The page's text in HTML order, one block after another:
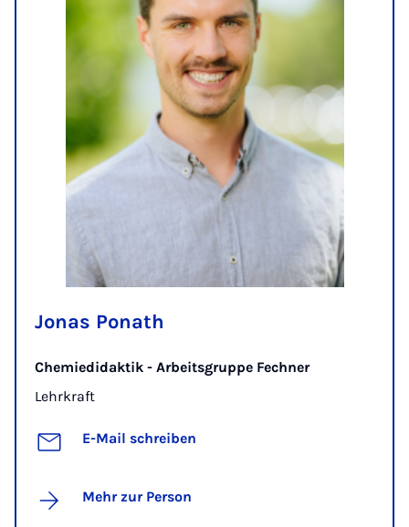
Jonas Ponath
Chemiedidaktik - Arbeitsgruppe Fechner
Lehrkraft
E-Mail schreiben
Mehr zur Person